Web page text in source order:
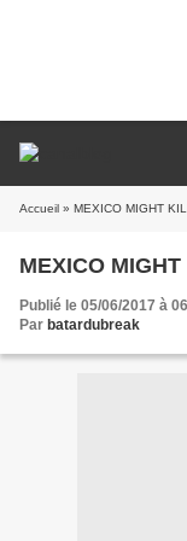
Accueil » MEXICO MIGHT
MEXICO
Publié le 05/06/2017 à
Par batardubreak